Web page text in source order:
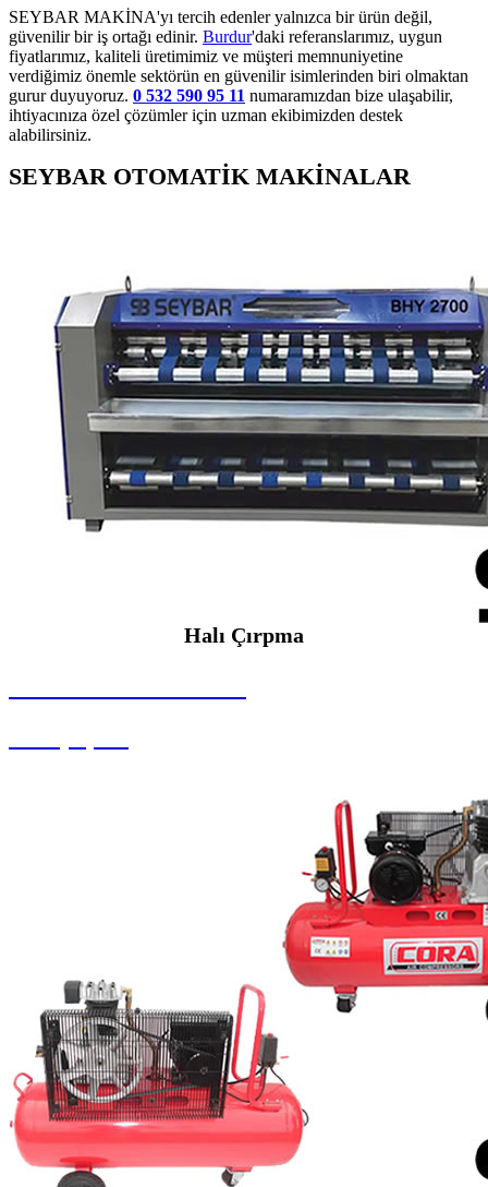
SEYBAR MAKİNA'yı tercih edenler yalnızca bir ürün değil,
güvenilir bir iş ortağı edinir. Burdur'daki referanslarımız, uygun
fiyatlarımız, kaliteli üretimimiz ve müşteri memnuniyetine
verdiğimiz önemle sektörün en güvenilir isimlerinden biri olmaktan
gurur duyuyoruz. 0 532 590 95 11 numaramızdan bize ulaşabilir,
ihtiyacınıza özel çözümler için uzman ekibimizden destek
alabilirsiniz.
SEYBAR OTOMATİK MAKİNALAR
Halı Çırpma